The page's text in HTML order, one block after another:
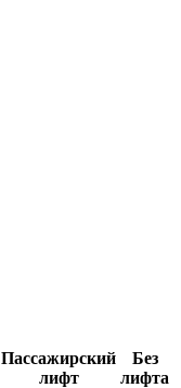
Пассажирский
лифт
Без
лифта